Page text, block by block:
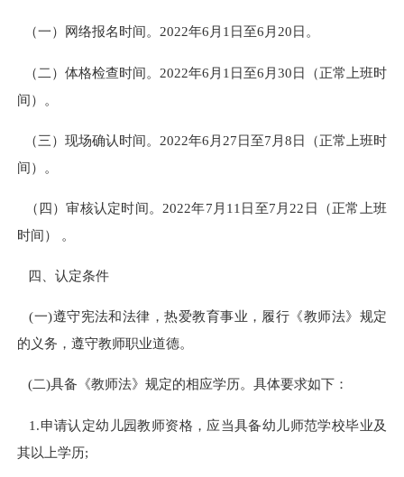
（一）网络报名时间。2022年6月1日至6月20日。
（二）体格检查时间。2022年6月1日至6月30日（正常上班时
间）。
（三）现场确认时间。2022年6月27日至7月8日（正常上班时
间）。
（四）审核认定时间。2022年7月11日至7月22日（正常上班
时间） 。
四、认定条件
(一)遵守宪法和法律，热爱教育事业，履行《教师法》规定
的义务，遵守教师职业道德。
(二)具备《教师法》规定的相应学历。具体要求如下：
1.申请认定幼儿园教师资格，应当具备幼儿师范学校毕业及
其以上学历;